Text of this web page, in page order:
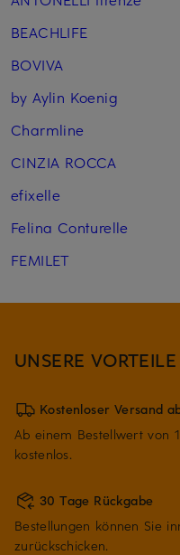
BEACHLIFE
BOVIVA
by Aylin Koenig
Charmline
CINZIA ROCCA
efixelle
Felina Conturelle
FEMILET
UNSERE VORTEILE
Kostenloser Versand
Ab einem Bestellwert von
kostenlos.
30 Tage Rückgabe
Bestellungen können Sie
zurückschicken.